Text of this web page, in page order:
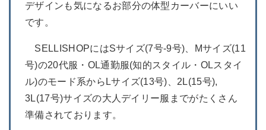
デザインも気になるお部分の体型カーバーにいい
です。
SELLISHOPにはSサイズ(7号-9号)、Mサイズ(11
号)の20代服・OL通勤服(知的スタイル・OLスタイ
ル)のモード系からLサイズ(13号)、2L(15号),
3L(17号)サイズの大人デイリー服までがたくさん
準備されております。